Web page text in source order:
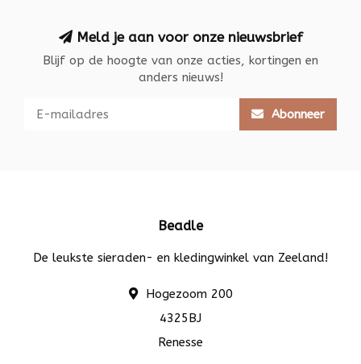
Meld je aan voor onze nieuwsbrief
Blijf op de hoogte van onze acties, kortingen en
anders nieuws!
Abonneer
Beadle
De leukste sieraden- en kledingwinkel van Zeeland!
Hogezoom 200
4325BJ
Renesse